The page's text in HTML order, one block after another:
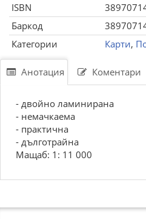
ISBN
Баркод
Категории
Карти,
Анотация Коментари
- двойно ламинирана
- немачкаема
- практична
- дълготрайна
Мащаб: 1: 11 000